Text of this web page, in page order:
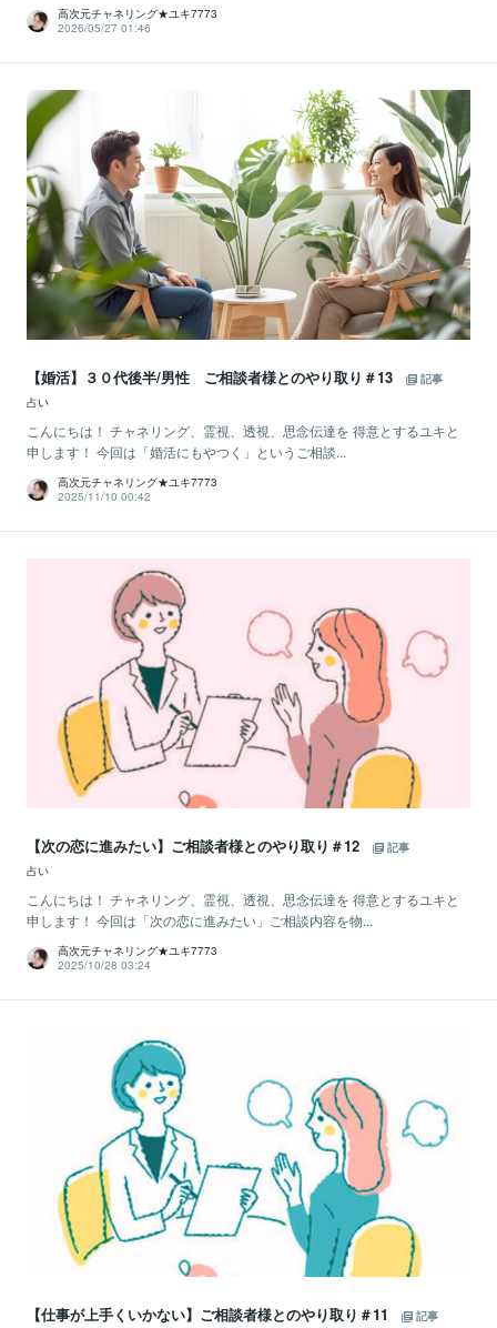
高次元チャネリング★ユキ7773
2026/05/27 01:46
【婚活】３０代後半/男性 ご相談者様とのやり取り＃13
記事
占い
こんにちは！ チャネリング、霊視、透視、思念伝達を 得意とするユキと
申します！ 今回は「婚活にもやつく」というご相談...
高次元チャネリング★ユキ7773
2025/11/10 00:42
【次の恋に進みたい】ご相談者様とのやり取り＃12
記事
占い
こんにちは！ チャネリング、霊視、透視、思念伝達を 得意とするユキと
申します！ 今回は「次の恋に進みたい」ご相談内容を物...
高次元チャネリング★ユキ7773
2025/10/28 03:24
【仕事が上手くいかない】ご相談者様とのやり取り＃11 記事